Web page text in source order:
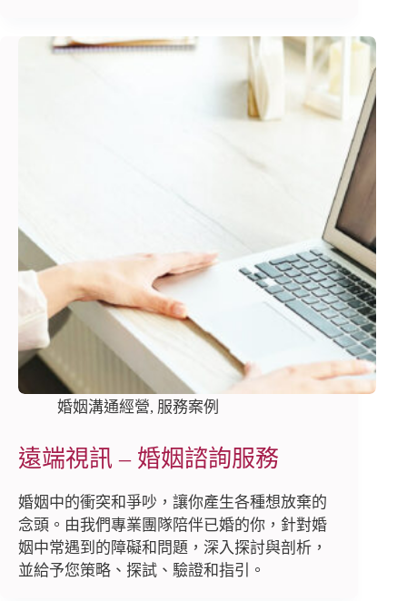
婚姻溝通經營, 服務案例
遠端視訊 – 婚姻諮詢服務
婚姻中的衝突和爭吵，讓你產生各種想放棄的
念頭。由我們專業團隊陪伴已婚的你，針對婚
姻中常遇到的障礙和問題，深入探討與剖析，
並給予您策略、探試、驗證和指引。